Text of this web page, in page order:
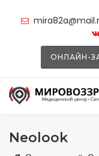
ОНЛАЙН-
Neolook